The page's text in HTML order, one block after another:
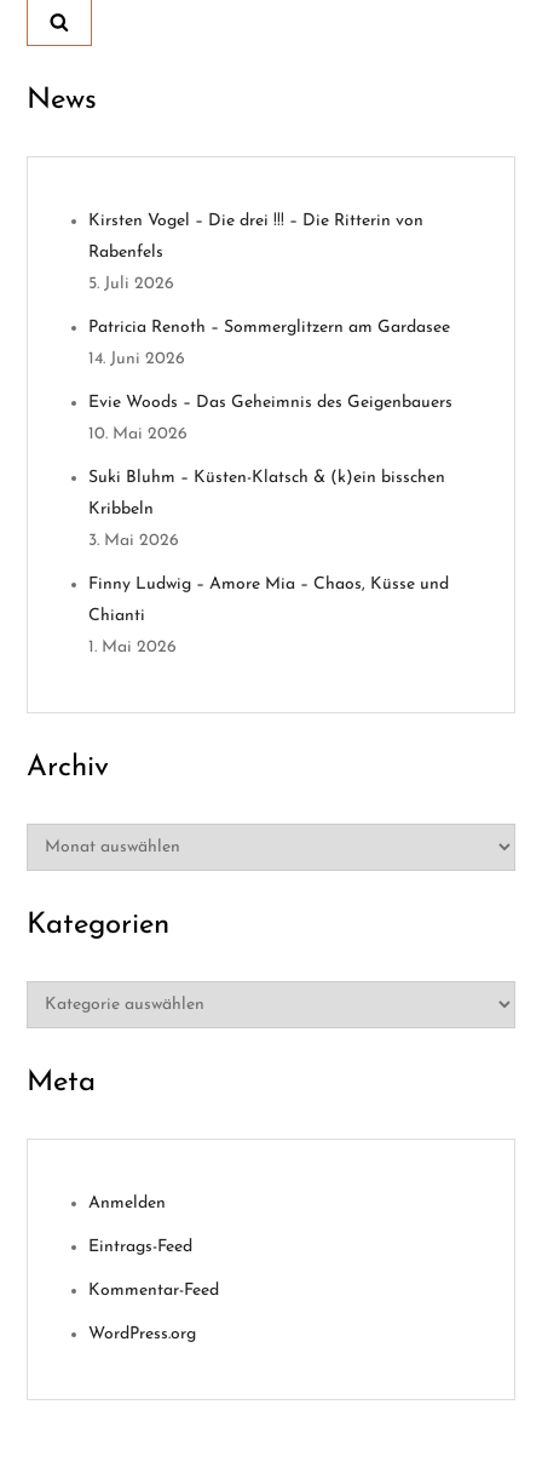
a
g
g
News
Kirsten Vogel – Die drei !!! – Die Ritterin von
Rabenfels
5. Juli 2026
Patricia Renoth – Sommerglitzern am Gardasee
14. Juni 2026
Evie Woods – Das Geheimnis des Geigenbauers
10. Mai 2026
Suki Bluhm – Küsten-Klatsch & (k)ein bisschen
Kribbeln
3. Mai 2026
Finny Ludwig – Amore Mia – Chaos, Küsse und
Chianti
1. Mai 2026
Archiv
Archiv
Kategorien
Kategorien
Meta
Anmelden
Eintrags-Feed
Kommentar-Feed
WordPress.org